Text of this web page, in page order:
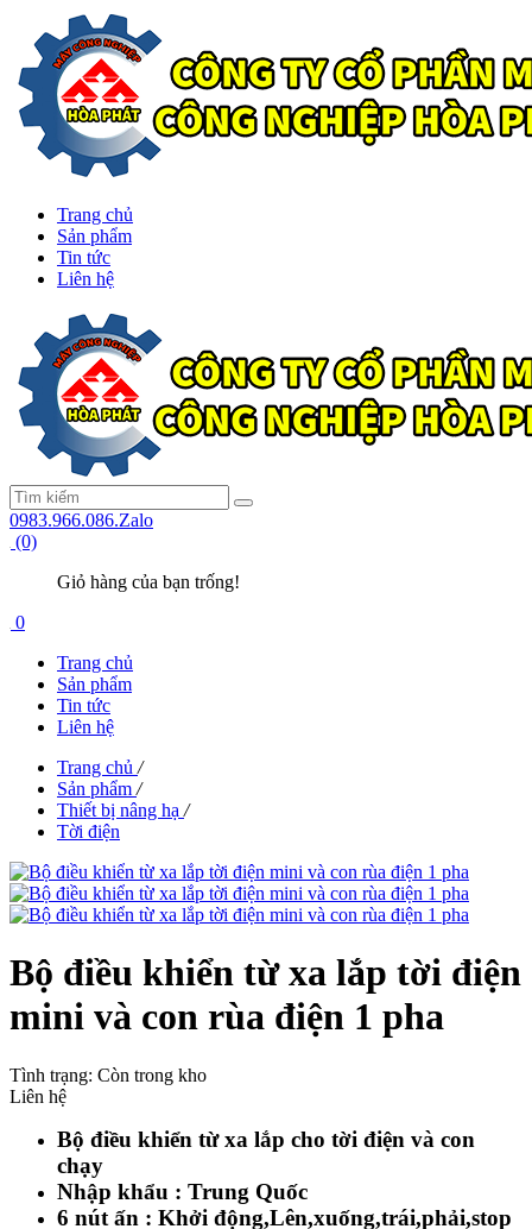
Trang chủ
Sản phẩm
Tin tức
Liên hệ
0983.966.086.Zalo
(0)
Giỏ hàng của bạn trống!
0
Trang chủ
Sản phẩm
Tin tức
Liên hệ
Trang chủ /
Sản phẩm /
Thiết bị nâng hạ /
Tời điện
Bộ điều khiển từ xa lắp tời điện
mini và con rùa điện 1 pha
Tình trạng: Còn trong kho
Liên hệ
Bộ điều khiển từ xa lắp cho tời điện và con
chạy
Nhập khẩu : Trung Quốc
6 nút ấn : Khởi động,Lên,xuống,trái,phải,stop